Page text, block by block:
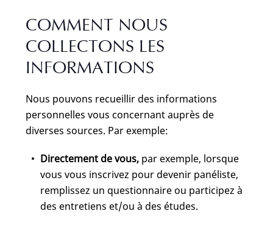
COMMENT NOUS
COLLECTONS LES
INFORMATIONS
Nous pouvons recueillir des informations
personnelles vous concernant auprès de
diverses sources. Par exemple:
Directement de vous, par exemple, lorsque
vous vous inscrivez pour devenir panéliste,
remplissez un questionnaire ou participez à
des entretiens et/ou à des études.